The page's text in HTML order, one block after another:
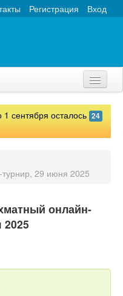
Вход
Регистрация
сентября осталось 24
29 июня 2025
онлайн-